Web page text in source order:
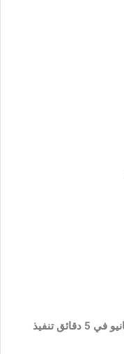
افضل طريقة لتسليك الحوض والبانيو في 5 دقائق تنفيذ